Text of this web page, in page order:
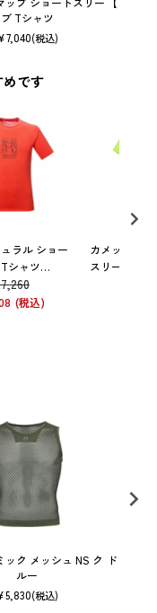
ブ Tシャツ
7,040(税込)
です
ラル ショー
シャツ
7,260
カメット マ
スリーブ Tシ
ック メッシュ NS ク
ルー
5,830(税込)
ドライナ